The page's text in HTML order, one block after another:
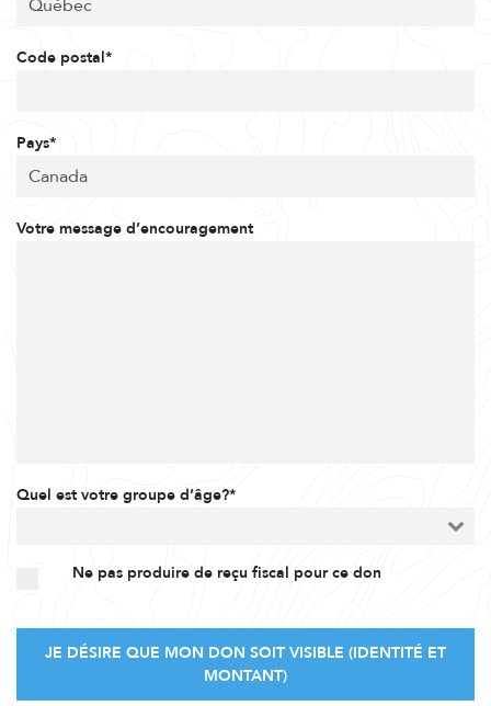
Code postal*
Pays*
Votre message d’encouragement
Quel est votre groupe d’âge?*
Ne pas produire de reçu fiscal pour ce don
JE DÉSIRE QUE MON DON SOIT VISIBLE (IDENTITÉ ET
MONTANT)